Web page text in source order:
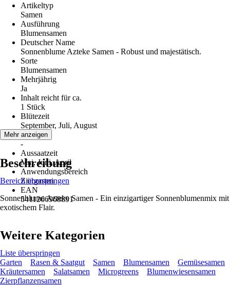
Artikeltyp
Samen
Ausführung
Blumensamen
Deutscher Name
Sonnenblume Azteke Samen - Robust und majestätisch.
Sorte
Blumensamen
Mehrjährig
Ja
Inhalt reicht für ca.
1 Stück
Blütezeit
September, Juli, August
Erntezeit
-
Aussaatzeit
Mai, Juni, April
Anwendungsbereich
Ziergarten
EAN
5411266968891
Mehr anzeigen
Beschreibung
Bereich überspringen
Sonnenblume Azteke Samen - Ein einzigartiger Sonnenblumenmix mit
exotischem Flair.
Weitere Kategorien
Liste überspringen
Garten
Rasen & Saatgut Samen Blumensamen
Gemüsesamen
Kräutersamen
Salatsamen Microgreens
Blumenwiesensamen
Zierpflanzensamen